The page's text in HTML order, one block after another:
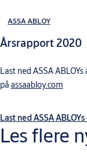
ASSA ABLOY
Årsrapport 2020
Last ned ASSA
påassaabloy.com
Last ned ASSA
Les flere